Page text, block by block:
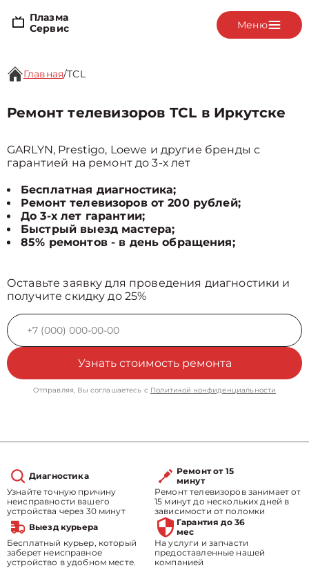
Плазма
Сервис
Меню
Главная/TCL
Ремонт телевизоров TCL в Иркутске
GARLYN, Prestigo, Loewe и другие бренды с
гарантией на ремонт до 3-х лет
Бесплатная диагностика;
Ремонт телевизоров от 200 рублей;
До 3-х лет гарантии;
Быстрый выезд мастера;
85% ремонтов - в день обращения;
Оставьте заявку для проведения диагностики и
получите скидку до 25%
Узнать стоимость ремонта
Отправляя, Вы соглашаетесь с Политикой конфиденциальности
Диагностика
Узнайте точную причину
неисправности вашего
устройства через 30 минут
Ремонт от 15
минут
Ремонт телевизоров занимает от
15 минут до нескольких дней в
зависимости от поломки
Выезд курьера
Бесплатный курьер, который
заберет неисправное
устройство в удобном месте.
Гарантия до 36
мес
На услуги и запчасти
предоставленные нашей
компанией